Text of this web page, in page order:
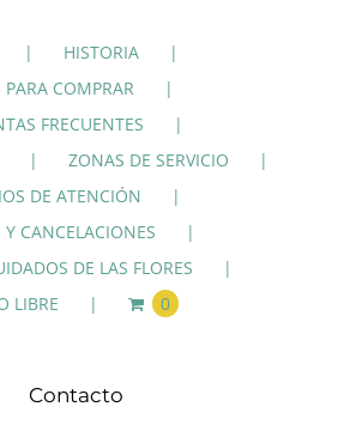
HISTORIA
PARA COMPRAR
FRECUENTES
ZONAS DE SERVICIO
DE ATENCIÓN
CANCELACIONES
DE LAS FLORES
LIBRE
0
Contacto